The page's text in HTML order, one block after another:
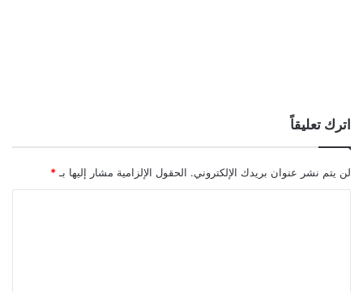
اترك تعليقاً
لن يتم نشر عنوان بريدك الإلكتروني. الحقول الإلزامية مشار إليها بـ *